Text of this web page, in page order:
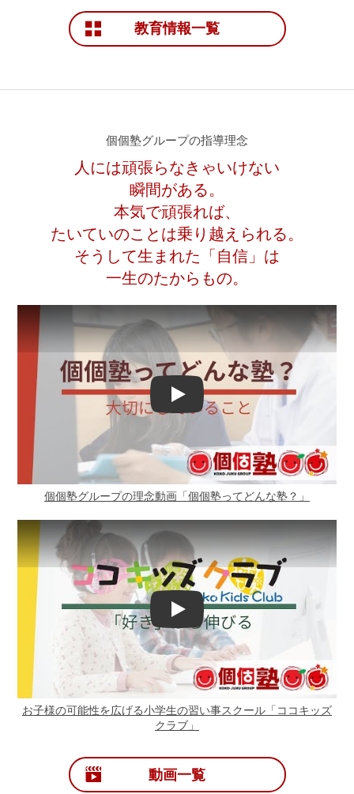
教育情報一覧
個個塾グループの指導理念
人には頑張らなきゃいけない
瞬間がある。
本気で頑張れば、
たいていのことは乗り越えられる。
そうして生まれた「自信」は
一生のたからもの。
Play
個個塾グループの理念動画「個個塾ってどんな塾？」
Play
お子様の可能性を広げる小学生の習い事スクール「ココキッズ
クラブ」
動画一覧